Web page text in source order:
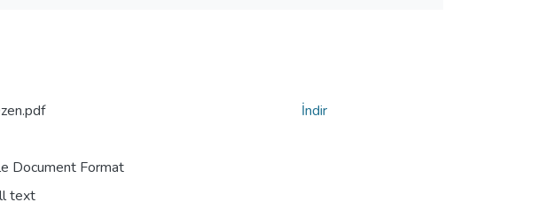
Document Format
text
İndir